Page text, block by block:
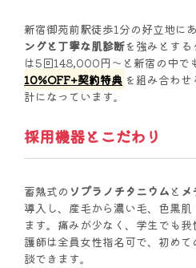
新宿御苑前駅徒歩1分の好立地にあ
ングと丁寧な肌診断を強みとす
は5回148,000円〜と新宿の中で
10%OFF+契約特典 を組み合わ
計になっています。
採用機器とこだわり
蓄熱式の ソプラノチタニウム と
導入し、産毛から濃い毛、色黒
ます。痛みが少なく、学生でも
護師は全員女性指名可で、初め
談できます。